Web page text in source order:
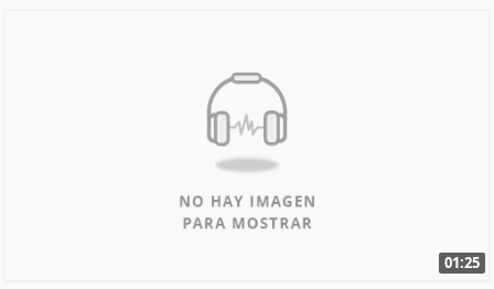
01:25